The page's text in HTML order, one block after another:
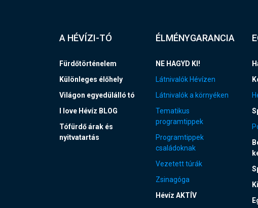
A HÉVÍZI-TÓ
Fürdőtörténelem
Különleges élőhely
Világon egyedülálló tó
I love Hévíz BLOG
Tófürdő árak és
nyitvatartás
ÉLMÉNYGARANCIA
NE HAGYD KI!
Látnivalók Hévízen
Látnivalók a környéken
Tematikus
programtippek
Programtippek
családoknak
Vezetett túrák
Zsinagóga
Hévíz AKTÍV